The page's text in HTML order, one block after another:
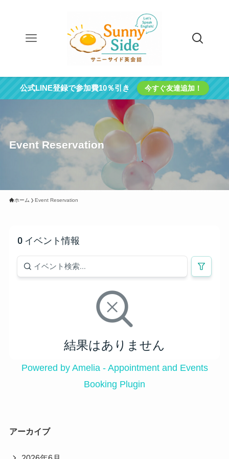
公式LINE登録で参加費10％引き 今すぐ友達追加！
Event Reservation
ホーム Event Reservation
0 イベント情報
結果はありません
Powered by Amelia - Appointment and Events
Booking Plugin
アーカイブ